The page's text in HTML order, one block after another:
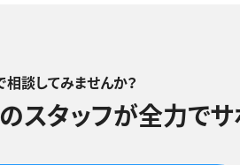
談してみませんか？
スタッフが全力でサ